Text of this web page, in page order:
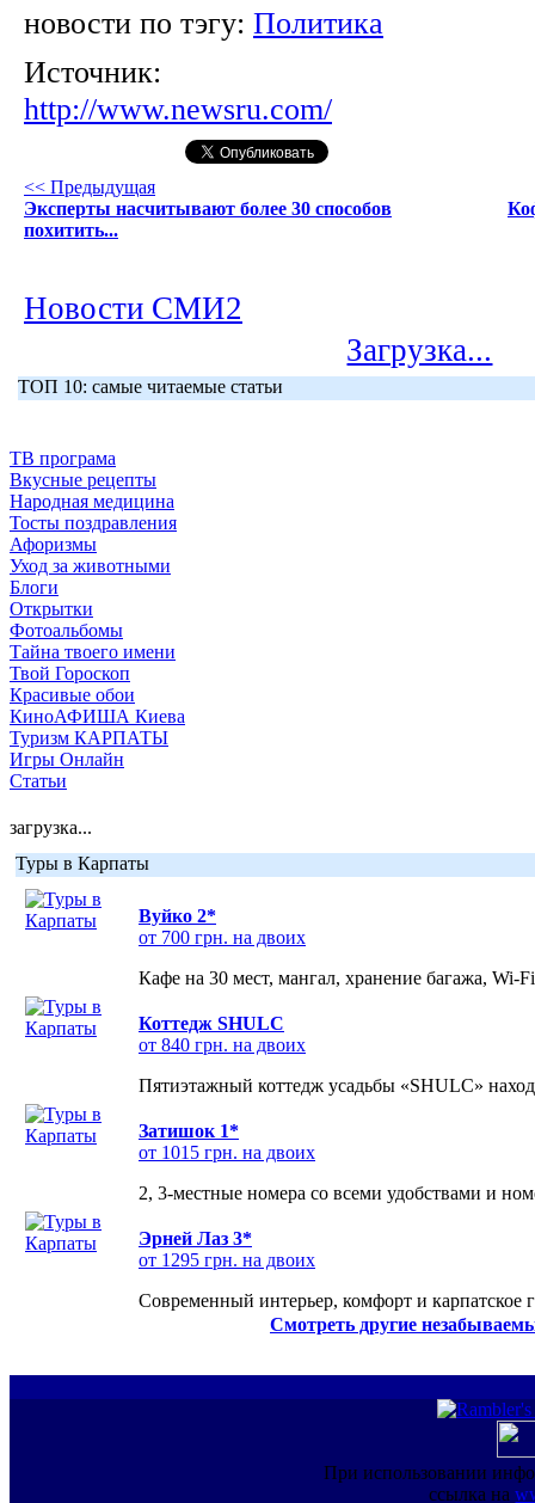
новости по тэгу: Политика
Источник:
http://www.newsru.com/
<< Предыдущая
Эксперты насчитывают более 30 способов
похитить...
Новости СМИ2
Загрузка...
ТОП 10: самые читаемые статьи
ТВ програма
Вкусные рецепты
Народная медицина
Тосты поздравления
Афоризмы
Уход за животными
Блоги
Открытки
Фотоальбомы
Тайна твоего имени
Твой Гороскоп
Красивые обои
КиноАФИША Киева
Туризм КАРПАТЫ
Игры Онлайн
Статьи
загрузка...
Туры в Карпаты
Вуйко 2*
от 700 грн. на двоих
Кафе на 30 мест, мангал, хранение багажа, Wi-
Коттедж SHULC
от 840 грн. на двоих
Пятиэтажный коттедж усадьбы «SHULC»
Затишок 1*
от 1015 грн. на двоих
2, 3-местные номера со всеми удобствами и
Эрней Лаз 3*
от 1295 грн. на двоих
Современный интерьер, комфорт и карпатское
Смотреть другие
При использовании
ссылка на